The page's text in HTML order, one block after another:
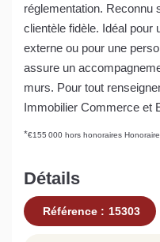
réglementation. Reconnu
clientèle fidèle. Idéal pour
externe ou pour une
assure un
murs. Pour tout
Immobilier Commerce et
*€155 000 hors honoraires
Détails
Référence : 15303